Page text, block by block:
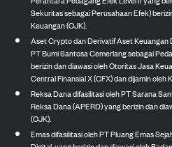
Sekuritas sebagai Perusahaan Efek)
Keuangan (OJK).
Aset Crypto dan Derivatif Aset Keuangan
PT Bumi Santosa Cemerlang sebagai
berizin dan diawasi oleh Otoritas Jasa
Central Finansial X (CFX) dan dijamin oleh
Reksa Dana difasilitasi oleh PT Sarana
Reksa Dana (APERD) yang berizin dan
(OJK).
Emas difasilitasi oleh PT Pluang Emas